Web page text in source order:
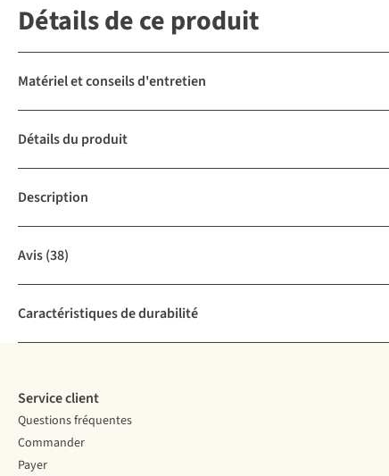
Détails de ce produit
Matériel et conseils d'entretien
Détails du produit
Description
Avis(38)
Caractéristiques de durabilité
Service client
Questions fréquentes
Commander
Payer